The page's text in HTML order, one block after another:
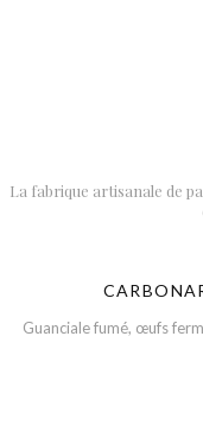
La fabrique artisanale de
Guanciale fumé, œufs